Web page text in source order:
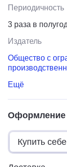
Периодичность
3 раза в
Издатель
Общество с
Ещё
Оформление
Купить себе